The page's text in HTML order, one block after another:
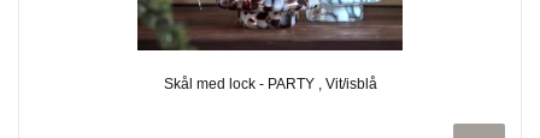
Skål med lock - PARTY , Vit/isblå